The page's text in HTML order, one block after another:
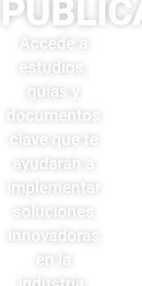
Accede a
estudios,
guías y
documentos
clave que te
ayudarán a
implementar
soluciones
innovadoras
en la